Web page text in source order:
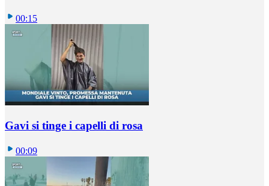
00:15
Gavi si tinge i capelli di rosa
00:09